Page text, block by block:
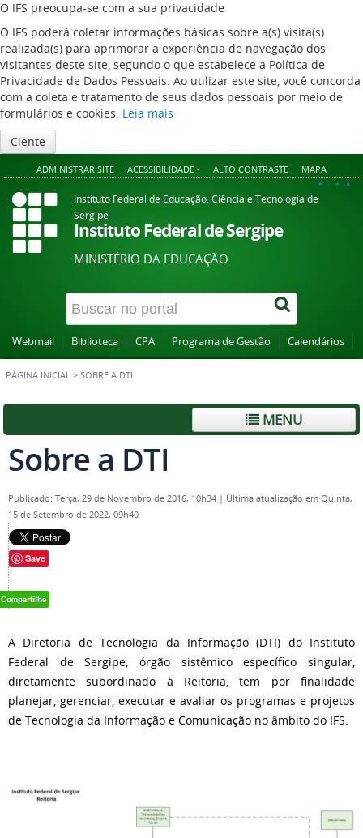
O IFS preocupa-se com a sua privacidade
O IFS poderá coletar informações básicas sobre a(s) visita(s)
realizada(s) para aprimorar a experiência de navegação dos
visitantes deste site, segundo o que estabelece a Política de
Privacidade de Dados Pessoais. Ao utilizar este site, você concorda
com a coleta e tratamento de seus dados pessoais por meio de
formulários e cookies. Leia mais
Ciente
ADMINISTRAR SITE ACESSIBILIDADE - ALTO CONTRASTE MAPA
A+ A A-
Instituto Federal de Educação, Ciência e Tecnologia de
Sergipe
Instituto Federal de Sergipe
MINISTÉRIO DA EDUCAÇÃO
Webmail Biblioteca CPA Programa de Gestão Calendários
PÁGINA INICIAL > SOBRE A DTI
MENU
Sobre a DTI
Publicado: Terça, 29 de Novembro de 2016, 10h34 | Última atualização em Quinta,
15 de Setembro de 2022, 09h40
Save
A Diretoria de Tecnologia da Informação (DTI) do Instituto
Federal de Sergipe, órgão sistêmico específico singular,
diretamente subordinado à Reitoria, tem por finalidade
planejar, gerenciar, executar e avaliar os programas e projetos
de Tecnologia da Informação e Comunicação no âmbito do IFS.